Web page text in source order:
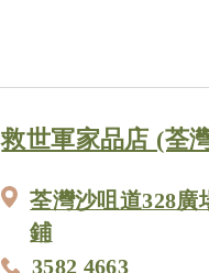
救世軍家品店 (荃
荃灣沙咀道328廣
鋪
3582 4663